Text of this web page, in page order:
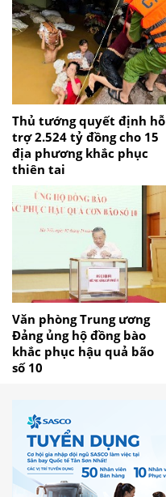
Thủ tướng quyết định hỗ
trợ 2.524 tỷ đồng cho 15
địa phương khắc phục
thiên tai
Văn phòng Trung ương
Đảng ủng hộ đồng bào
khắc phục hậu quả bão
số 10